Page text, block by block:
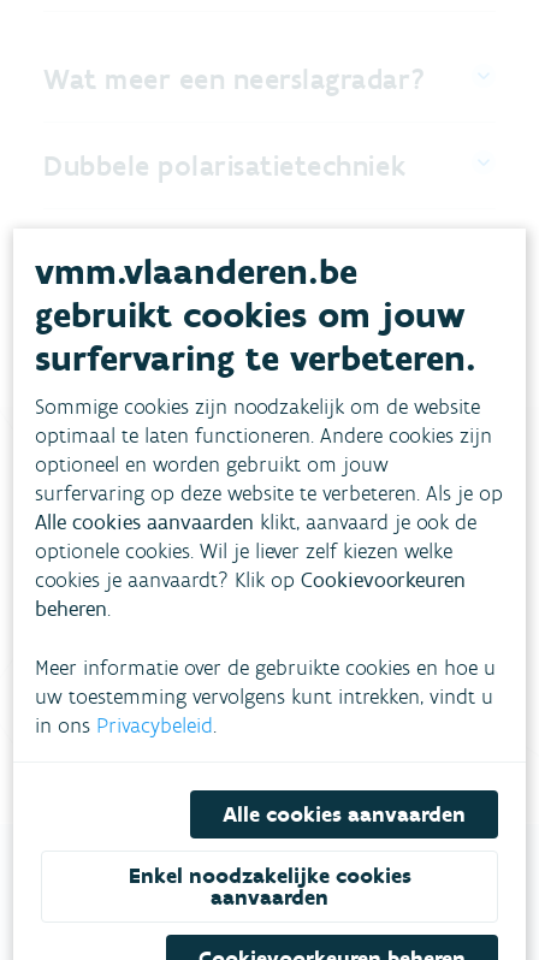
Wat meer een neerslagradar?
Dubbele polarisatietechniek
De neerslagradartoren in cijfers
Heb je vragen?
Bekijk het overzicht van meestgestelde vragen
contactformulier in.
Bel gratis 1700
VLAAMSE
vmm.vlaanderen.be
gebruikt cookies om jouw
surfervaring te verbeteren.
Sommige cookies zijn noodzakelijk om de website
optimaal te laten functioneren. Andere cookies zijn
optioneel en worden gebruikt om jouw
surfervaring op deze website te verbeteren. Als je op
Alle cookies aanvaarden klikt, aanvaard je ook de
optionele cookies. Wil je liever zelf kiezen welke
cookies je aanvaardt? Klik opCookievoorkeuren
beheren.
Meer informatie over de gebruikte cookies en hoe u
uw toestemming vervolgens kunt intrekken, vindt u
in ons Privacybeleid.
Alle cookies aanvaarden
Enkel noodzakelijke cookies
aanvaarden